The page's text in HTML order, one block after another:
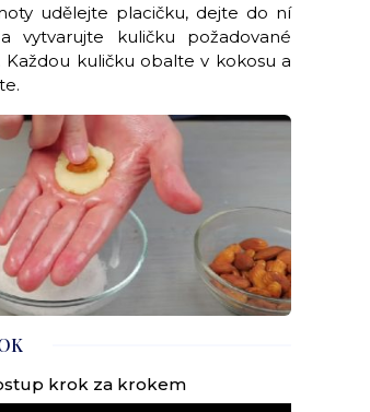
udělejte placičku, dejte do ní
vytvarujte kuličku požadované
Každou kuličku obalte v kokosu a
krok za krokem